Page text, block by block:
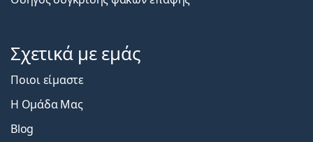
Σχετικά με εμάς
Ποιοι είμαστε
Η Ομάδα Μας
Blog